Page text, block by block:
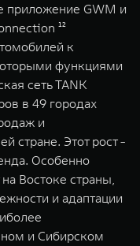
приложение GWM и
¹²
к
функциями
сеть TANK
в 49 городах
и
стране. Этот рост -
Особенно
Востоке страны,
и адаптации
и Сибирском